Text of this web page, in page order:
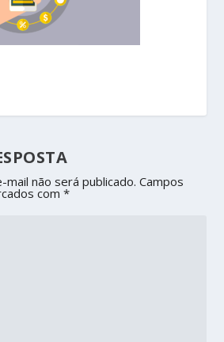
não será publicado. Campos
com*